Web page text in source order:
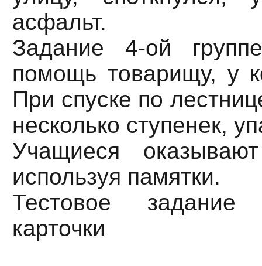
асфальт.
Задание 4-ой
помощь товарищу, у
При спуске по
несколько ступенек,
Учащиеся
используя памятки.
Тестовое задание
карточки